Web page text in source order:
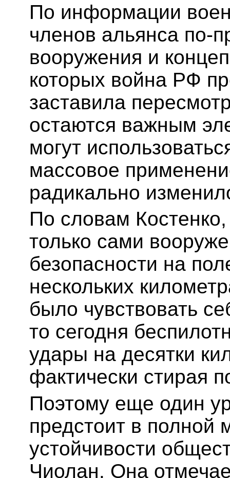
По информации
членов альянса по-
вооружения и
которых война РФ
заставила
остаются важным
могут
массовое
радикально
По словам
только сами
безопасности на
нескольких
было чувствовать
то сегодня
удары на десятки
фактически стирая
Поэтому еще один
предстоит в полной
устойчивости
Чиолан. Она